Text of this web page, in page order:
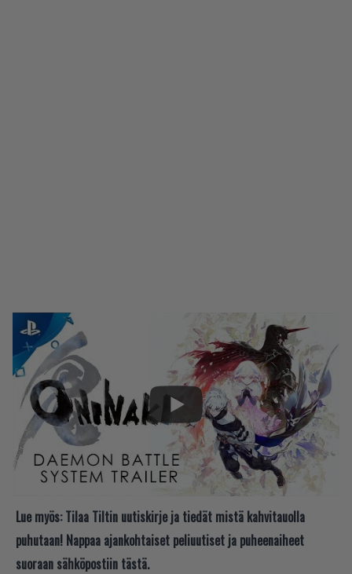
Lue myös: Tilaa Tiltin uutiskirje ja tiedät mistä kahvitauolla
puhutaan! Nappaa ajankohtaiset peliuutiset ja puheenaiheet
suoraan sähköpostiin tästä.